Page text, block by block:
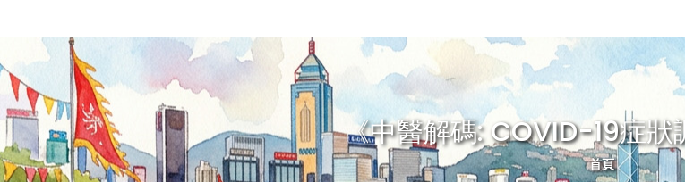
《中醫解碼: COVID-19症狀
導航連結
首頁